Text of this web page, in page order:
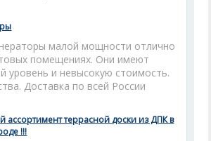
малой мощности отлично
помещениях. Они имеют
уровень и невысокую стоимость.
Доставка по всей России
террасной доски из ДПК в
!!!